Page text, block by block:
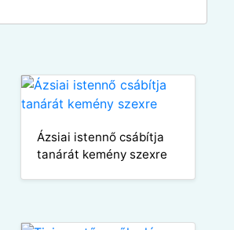
Ázsiai istennő csábítja
tanárát kemény szexre